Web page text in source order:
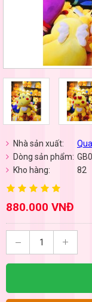
Nhà sản xuất:
Dòng sản phẩm:
Kho hàng:
82
880.000 VNĐ